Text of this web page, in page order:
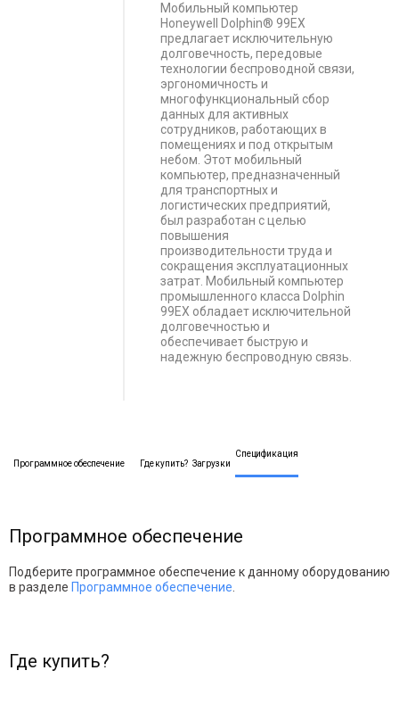
Мобильный компьютер
Honeywell Dolphin® 99EX
предлагает исключительную
долговечность, передовые
технологии беспроводной связи,
эргономичность и
многофункциональный сбор
данных для активных
сотрудников, работающих в
помещениях и под открытым
небом. Этот мобильный
компьютер, предназначенный
для транспортных и
логистических предприятий,
был разработан с целью
повышения
производительности труда и
сокращения эксплуатационных
затрат. Мобильный компьютер
промышленного класса Dolphin
99EX обладает исключительной
долговечностью и
обеспечивает быструю и
надежную беспроводную связь.
Программное обеспечение Где купить? Загрузки
Спецификация
Программное обеспечение
Подберите программное обеспечение к данному оборудованию
в разделе Программное обеспечение
Где купить?